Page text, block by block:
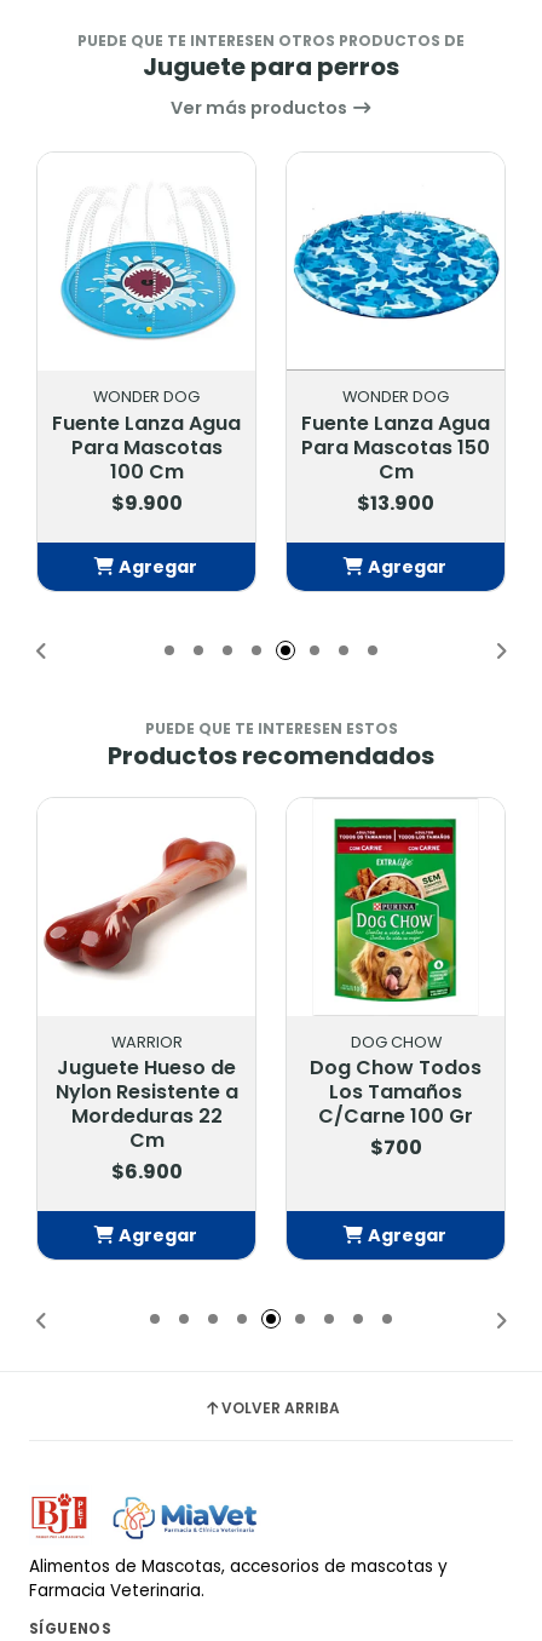
PUEDE QUE TE INTERESEN OTROS PRODUCTOS DE
Juguete para perros
Ver más productos
WONDER DOG
Fuente Lanza Agua
Para Mascotas
100 Cm
$9.900
Agregar
WONDER DOG
Fuente Lanza Agua
Para Mascotas 150
Cm
$13.900
Agregar
PUEDE QUE TE INTERESEN ESTOS
Productos recomendados
WARRIOR
Juguete Hueso de
Nylon Resistente a
Mordeduras 22
Cm
$6.900
Agregar
DOG CHOW
Dog Chow Todos
Los Tamaños
C/Carne 100 Gr
$700
Agregar
VOLVER ARRIBA
Alimentos de Mascotas, accesorios de mascotas y
Farmacia Veterinaria.
SÍGUENOS